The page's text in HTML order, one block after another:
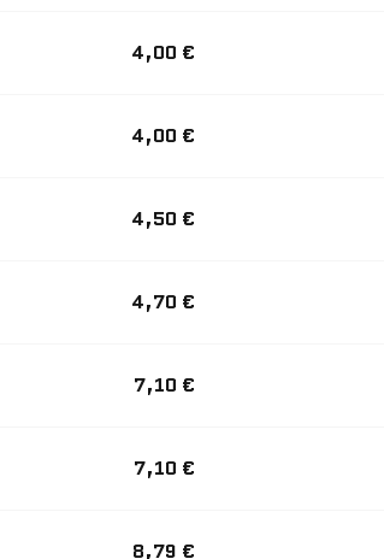
4,00 €
4,00 €
4,50 €
4,70 €
7,10 €
7,10 €
8,79 €